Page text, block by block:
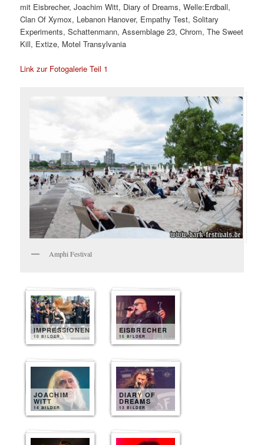
mit Eisbrecher, Joachim Witt, Diary of Dreams, Welle:Erdball,
Clan Of Xymox, Lebanon Hanover, Empathy Test, Solitary
Experiments, Schattenmann, Assemblage 23, Chrom, The Sweet
Kill, Extize, Motel Transylvania
Link zur Fotogalerie Teil 1
Amphi Festival
IMPRESSIONEN
10 BILDER
EISBRECHER
15 BILDER
JOACHIM
WITT
14 BILDER
DIARY OF
DREAMS
13 BILDER